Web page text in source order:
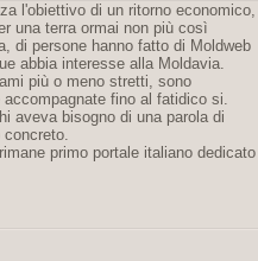
l'obiettivo di un ritorno economico,
una terra ormai non più così
di persone hanno fatto di Moldweb
abbia interesse alla Moldavia.
più o meno stretti, sono
fino al fatidico si.
aveva bisogno di una parola di
primo portale italiano dedicato